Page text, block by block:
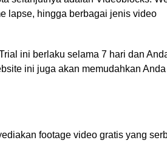
lapse, hingga berbagai jenis video
ini berlaku selama 7 hari dan
ini juga akan memudahkan
footage video gratis yang